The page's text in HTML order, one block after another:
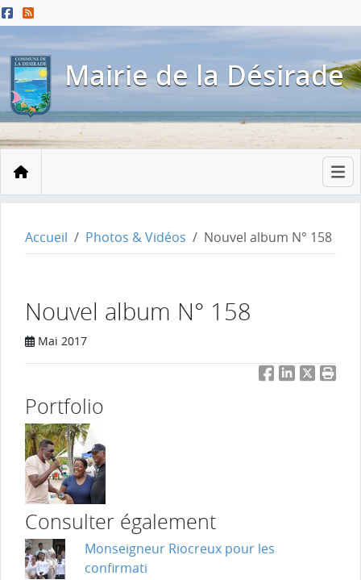
Menu principal
Contenu principal
Pied de page
Mairie de la Désirade
Accueil
Accueil Photos & Vidéos Nouvel album N° 158
Nouvel album N° 158
Mai 2017
FacebookLinkedIn
Twitter
Portfolio
Consulter également
Monseigneur Riocreux pour les
confirmati